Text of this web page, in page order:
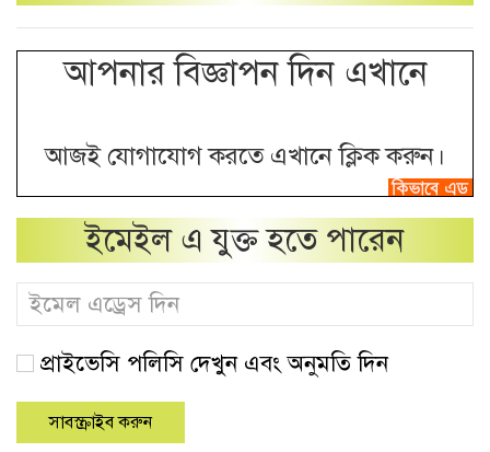
আপনার বিজ্ঞাপন দিন এখানে
আজই যোগাযোগ করতে এখানে ক্লিক করুন।
ইমেইল এ যুক্ত হতে পারেন
প্রাইভেসি পলিসি দেখুন এবং অনুমতি দিন